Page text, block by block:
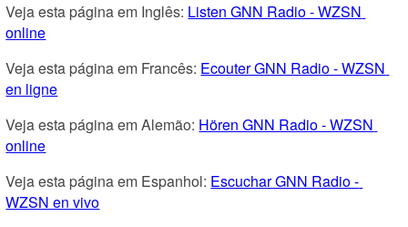
Veja esta página em Inglês: Listen GNN Radio - WZSN
online
Veja esta página em Francês: Ecouter GNN Radio - WZSN
en ligne
Veja esta página em Alemão: Hören GNN Radio - WZSN
online
Veja esta página em Espanhol: Escuchar GNN Radio -
WZSN en vivo